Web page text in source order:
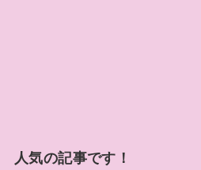
人気の記事です！